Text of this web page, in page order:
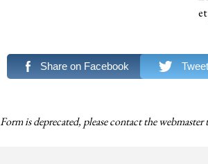
Share on Facebook Tweet
Form is deprecated, please contact the webmaster